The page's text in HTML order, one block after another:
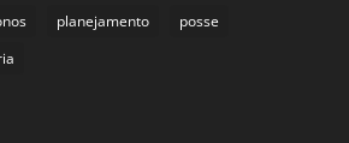
planejamento
posse